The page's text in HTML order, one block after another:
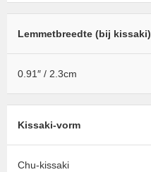
Lemmetbreedte (bij kissaki)
0.91″ / 2.3cm
Kissaki-vorm
Chu-kissaki